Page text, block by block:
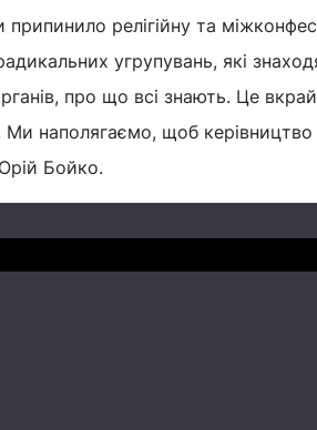
релігійну та
угрупувань, які
про що всі знають. Це
наполягаємо, щоб
Бойко.